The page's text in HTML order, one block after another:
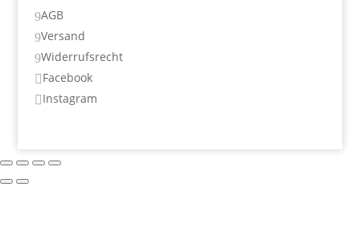
9AGB
9Versand
9Widerrufsrecht
 Facebook
 Instagram